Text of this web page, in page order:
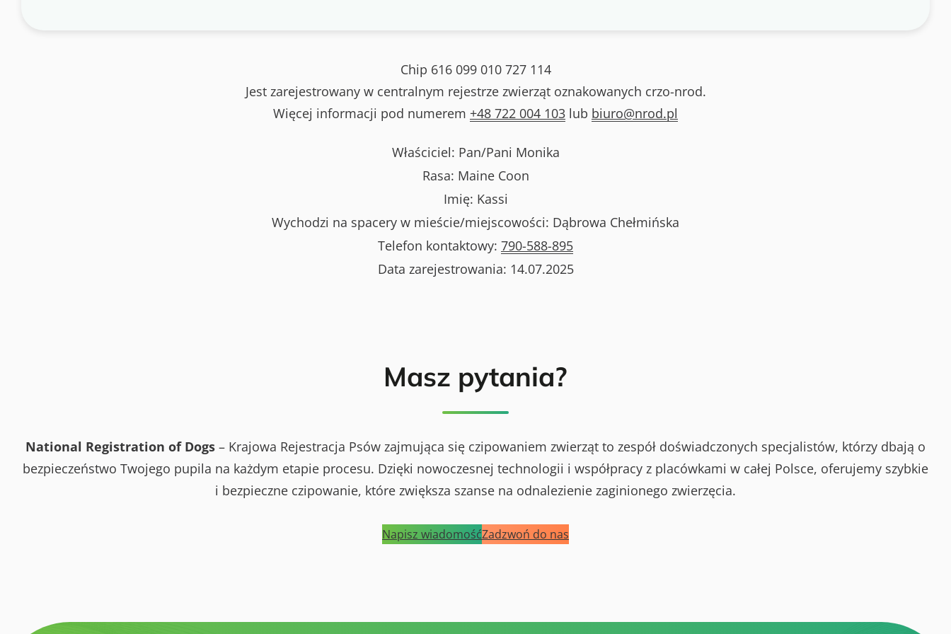
Chip 616 099 010 727 114
Jest zarejestrowany w centralnym rejestrze zwierząt oznakowanych crzo-nrod.
Więcej informacji pod numerem +48 722 004 103 lub biuro@nrod.pl
Właściciel: Pan/Pani Monika
Rasa: Maine Coon
Imię: Kassi
Wychodzi na spacery w mieście/miejscowości: Dąbrowa Chełmińska
Telefon kontaktowy: 790-588-895
Data zarejestrowania: 14.07.2025
Masz pytania?
National Registration of Dogs – Krajowa Rejestracja Psów zajmująca się czipowaniem zwierząt to zespół doświadczonych specjalistów, którzy dbają o
bezpieczeństwo Twojego pupila na każdym etapie procesu. Dzięki nowoczesnej technologii i współpracy z placówkami w całej Polsce, oferujemy szybkie
i bezpieczne czipowanie, które zwiększa szanse na odnalezienie zaginionego zwierzęcia.
Napisz wiadomośćZadzwoń do nas